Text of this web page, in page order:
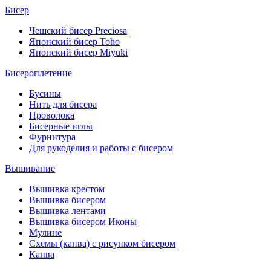
Бисер
Чешский бисер Preciosa
Японский бисер Toho
Японский бисер Miyuki
Бисероплетение
Бусины
Нить для бисера
Проволока
Бисерные иглы
Фурнитура
Для рукоделия и работы с бисером
Вышивание
Вышивка крестом
Вышивка бисером
Вышивка лентами
Вышивка бисером Иконы
Мулине
Схемы (канва) с рисунком бисером
Канва